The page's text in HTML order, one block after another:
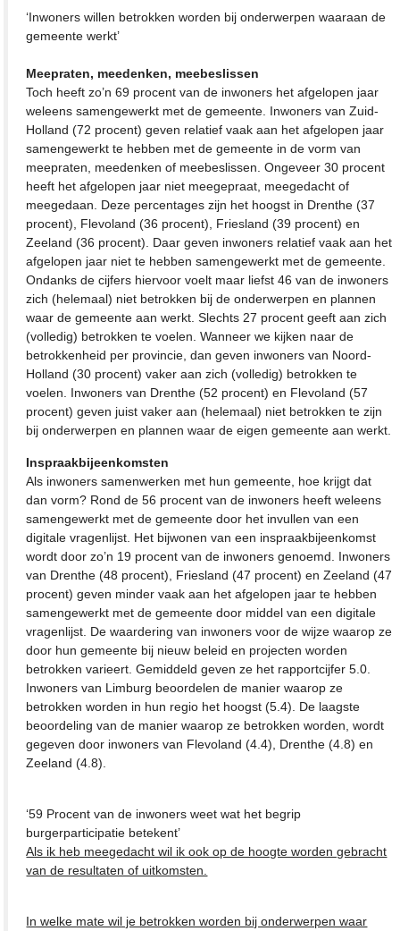
‘Inwoners willen betrokken worden bij onderwerpen waaraan de
gemeente werkt’
Meepraten, meedenken, meebeslissen
Toch heeft zo’n 69 procent van de inwoners het afgelopen jaar
weleens samengewerkt met de gemeente. Inwoners van Zuid-
Holland (72 procent) geven relatief vaak aan het afgelopen jaar
samengewerkt te hebben met de gemeente in de vorm van
meepraten, meedenken of meebeslissen. Ongeveer 30 procent
heeft het afgelopen jaar niet meegepraat, meegedacht of
meegedaan. Deze percentages zijn het hoogst in Drenthe (37
procent), Flevoland (36 procent), Friesland (39 procent) en
Zeeland (36 procent). Daar geven inwoners relatief vaak aan het
afgelopen jaar niet te hebben samengewerkt met de gemeente.
Ondanks de cijfers hiervoor voelt maar liefst 46 van de inwoners
zich (helemaal) niet betrokken bij de onderwerpen en plannen
waar de gemeente aan werkt. Slechts 27 procent geeft aan zich
(volledig) betrokken te voelen. Wanneer we kijken naar de
betrokkenheid per provincie, dan geven inwoners van Noord-
Holland (30 procent) vaker aan zich (volledig) betrokken te
voelen. Inwoners van Drenthe (52 procent) en Flevoland (57
procent) geven juist vaker aan (helemaal) niet betrokken te zijn
bij onderwerpen en plannen waar de eigen gemeente aan werkt.
Inspraakbijeenkomsten
Als inwoners samenwerken met hun gemeente, hoe krijgt dat
dan vorm? Rond de 56 procent van de inwoners heeft weleens
samengewerkt met de gemeente door het invullen van een
digitale vragenlijst. Het bijwonen van een inspraakbijeenkomst
wordt door zo’n 19 procent van de inwoners genoemd. Inwoners
van Drenthe (48 procent), Friesland (47 procent) en Zeeland (47
procent) geven minder vaak aan het afgelopen jaar te hebben
samengewerkt met de gemeente door middel van een digitale
vragenlijst. De waardering van inwoners voor de wijze waarop ze
door hun gemeente bij nieuw beleid en projecten worden
betrokken varieert. Gemiddeld geven ze het rapportcijfer 5.0.
Inwoners van Limburg beoordelen de manier waarop ze
betrokken worden in hun regio het hoogst (5.4). De laagste
beoordeling van de manier waarop ze betrokken worden, wordt
gegeven door inwoners van Flevoland (4.4), Drenthe (4.8) en
Zeeland (4.8).
‘59 Procent van de inwoners weet wat het begrip
burgerparticipatie betekent’
Als ik heb meegedacht wil ik ook op de hoogte worden gebracht
van de resultaten of uitkomsten.
In welke mate wil je betrokken worden bij onderwerpen waar